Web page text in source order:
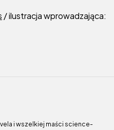
/ ilustracja wprowadzająca:
i wszelkiej maści science-